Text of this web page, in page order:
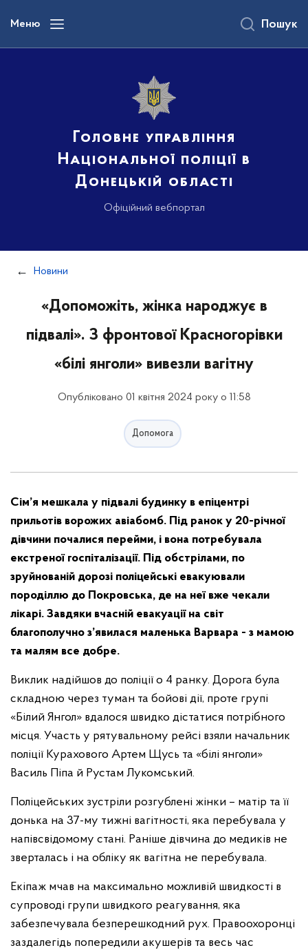
вмісту
Меню
Головне управління
Національної поліції в
Донецькій області
Офіційний вебпортал
Пошук
Новини
«Допоможіть, жінка народжує в
підвалі». З фронтової Красногорівки
«білі янголи» вивезли вагітну
Опубліковано 01 квітня 2024 року о 11:58
Допомога
Сім’я мешкала у підвалі будинку в епіцентрі
прильотів ворожих авіабомб. Під ранок у 20-річної
дівчини почалися перейми, і вона потребувала
екстреної госпіталізації. Під обстрілами, по
зруйнованій дорозі поліцейські евакуювали
породіллю до Покровська, де на неї вже чекали
лікарі. Завдяки вчасній евакуації на світ
благополучно з’явилася маленька Варвара - з мамою
та малям все добре.
Виклик надійшов до поліції о 4 ранку. Дорога була
складною через туман та бойові дії, проте групі
«Білий Янгол» вдалося швидко дістатися потрібного
місця. Участь у рятувальному рейсі взяли начальник
поліції Курахового Артем Щусь та «білі янголи»
Василь Піпа й Рустам Лукомський.
Поліцейських зустріли розгублені жінки – матір та її
донька на 37-му тижні вагітності, яка перебувала у
напівсвідомому стані. Раніше дівчина до медиків не
зверталась і на обліку як вагітна не перебувала.
Екіпаж мчав на максимально можливій швидкості в
супроводі групи швидкого реагування, яка
забезпечувала безперешкодний рух. Правоохоронці
заздалегідь попередили акушерів та весь час